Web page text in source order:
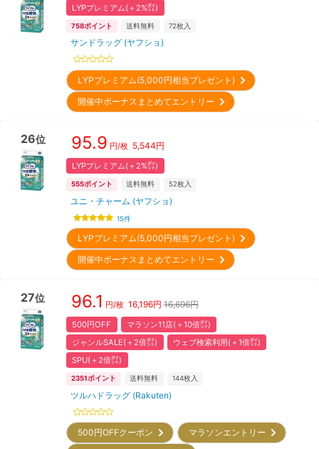
LYPプレミアム(＋2%㌽)
758ポイント 送料無料 72枚入
サンドラッグ (ヤフショ)
LYPプレミアム(5,000円相当プレゼント)
開催中ボーナスまとめてエントリー
26位 95.9 円/枚 5,544円
LYPプレミアム(＋2%㌽)
555ポイント 送料無料 52枚入
ユニ・チャーム (ヤフショ)
15件
LYPプレミアム(5,000円相当プレゼント)
開催中ボーナスまとめてエントリー
27位 96.1 円/枚 16,196円 16,696円
500円OFF
マラソン11店(＋10倍㌽)
ジャンルSALE(＋2倍㌽)
ウェブ検索利用(＋1倍㌽)
SPU(＋2倍㌽)
2351ポイント 送料無料 144枚入
ツルハドラッグ (Rakuten)
500円OFFクーポン
マラソンエントリー